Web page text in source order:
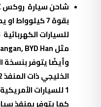
للسيارات الكهربائية
وأيضًا يتوفر بنسخة
كما يتوفر بمنفذ